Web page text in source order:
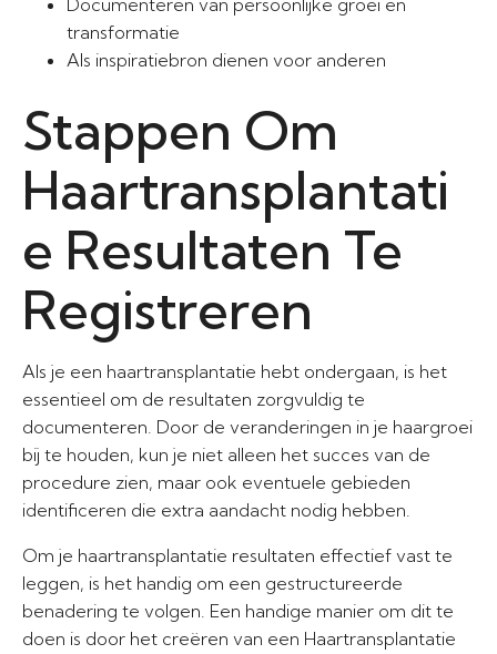
Documenteren van persoonlijke groei en
transformatie
Als inspiratiebron dienen voor anderen
Stappen Om
Haartransplantati
e Resultaten Te
Registreren
Als je een haartransplantatie hebt ondergaan, is het
essentieel om de resultaten zorgvuldig te
documenteren. Door de veranderingen in je haargroei
bij te houden, kun je niet alleen het succes van de
procedure zien, maar ook eventuele gebieden
identificeren die extra aandacht nodig hebben.
Om je haartransplantatie resultaten effectief vast te
leggen, is het handig om een gestructureerde
benadering te volgen. Een handige manier om dit te
doen is door het creëren van een Haartransplantatie